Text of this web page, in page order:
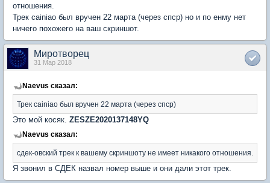
отношения.
Трек cainiao был вручен 22 марта (через спср) но и по енму нет
ничего похожего на ваш скриншот.
Миротворец
31 Мар 2018
Naevus сказал:
Трек cainiao был вручен 22 марта (через спср)
Это мой косяк. ZESZE2020137148YQ
Naevus сказал:
сдек-овский трек к вашему скриншоту не имеет никакого отношения.
Я звонил в СДЕК назвал номер выше и они дали этот трек.